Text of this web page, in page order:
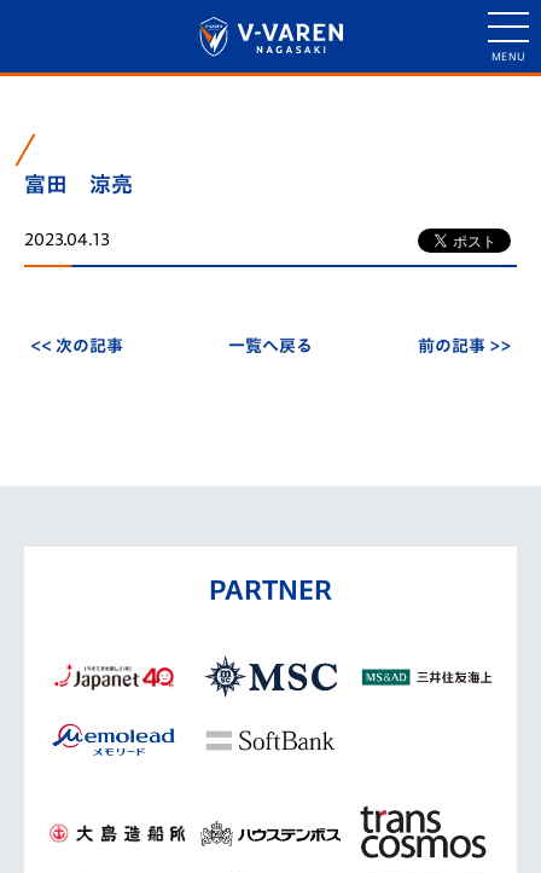
富田 涼亮
2023.04.13
<< 次の記事 一覧へ戻る 前の記事 >>
PARTNER